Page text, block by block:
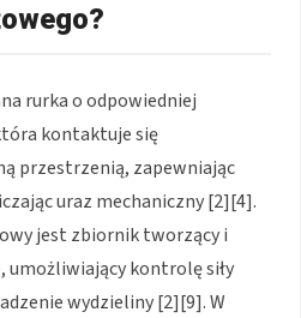
rurka o odpowiedniej
kontaktuje się
przestrzenią, zapewniając
uraz mechaniczny [2][4].
jest zbiornik tworzący i
umożliwiający kontrolę siły
wydzieliny [2][9]. W